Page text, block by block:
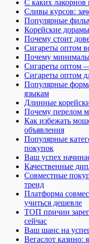
С каких лакорнов
Сливы курсов:
Популярные
Корейские
Почему стоит
Сигареты оптом
Почему
Сигареты оптом
Сигареты оптом
Популярные
языкам
Длинные
Почему перелом
Как избежать
объявления
Популярные
покупок
Ваш успех
Качественные
Совместные
тренд
Платформа
учиться дешевле
ТОП причин
сейчас
Ваш шанс на
Вегаслот казино: